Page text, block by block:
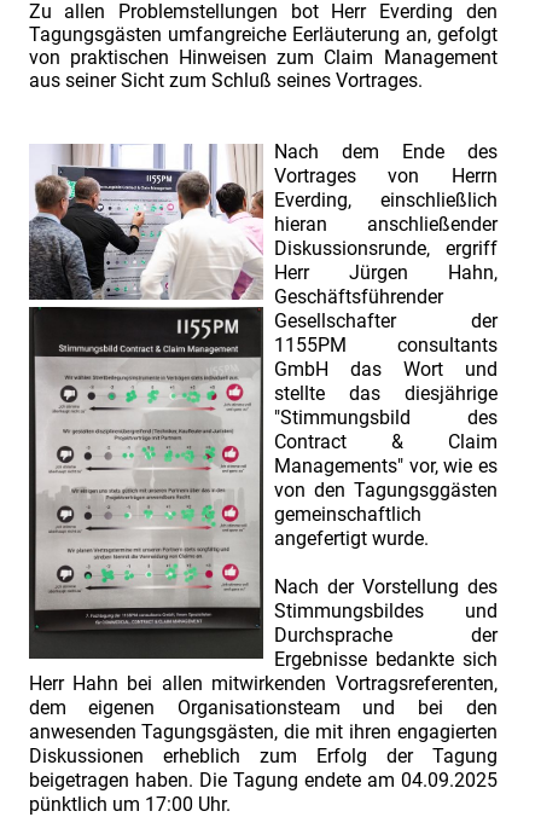
Zu allen Problemstellungen bot Herr Everding den
Tagungsgästen umfangreiche Eerläuterung an, gefolgt
von praktischen Hinweisen zum Claim Management
aus seiner Sicht zum Schluß seines Vortrages.
Nach dem Ende des
Vortrages von Herrn
Everding, einschließlich
hieran anschließender
Diskussionsrunde, ergriff
Herr Jürgen Hahn,
Geschäftsführender
Gesellschafter der
1155PM consultants
GmbH das Wort und
stellte das diesjährige
"Stimmungsbild des
Contract & Claim
Managements" vor, wie es
von den Tagungsggästen
gemeinschaftlich
angefertigt wurde.
Nach der Vorstellung des
Stimmungsbildes und
Durchsprache der
Ergebnisse bedankte sich
Herr Hahn bei allen mitwirkenden Vortragsreferenten,
dem eigenen Organisationsteam und bei den
anwesenden Tagungsgästen, die mit ihren engagierten
Diskussionen erheblich zum Erfolg der Tagung
beigetragen haben. Die Tagung endete am 04.09.2025
pünktlich um 17:00 Uhr.